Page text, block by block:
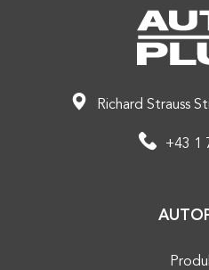
Richard Strauss
+43 1